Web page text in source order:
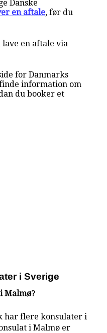
Danske
en aftale, før du
en aftale via
for Danmarks
information om
du booker et
i Sverige
Malmø?
har flere konsulater i
i Malmø er